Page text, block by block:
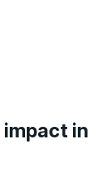
impact in